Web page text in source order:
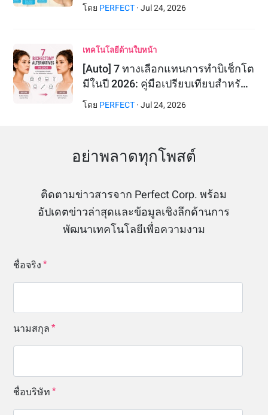
โดย PERFECT ·Jul 24,2026
เทคโนโลยีด้านใบหน้า
[Auto] 7 ทางเลือกแทนการทำบิเช็กโต
มีในปี 2026: คู่มือเปรียบเทียบสำหรั…
โดย PERFECT ·Jul 24,2026
อย่าพลาดทุกโพสต์
ติดตามข่าวสารจาก Perfect Corp. พร้อม
อัปเดตข่าวล่าสุดและข้อมูลเชิงลึกด้านการ
พัฒนาเทคโนโลยีเพื่อความงาม
ชื่อจริง
นามสกุล
ชื่อบริษัท